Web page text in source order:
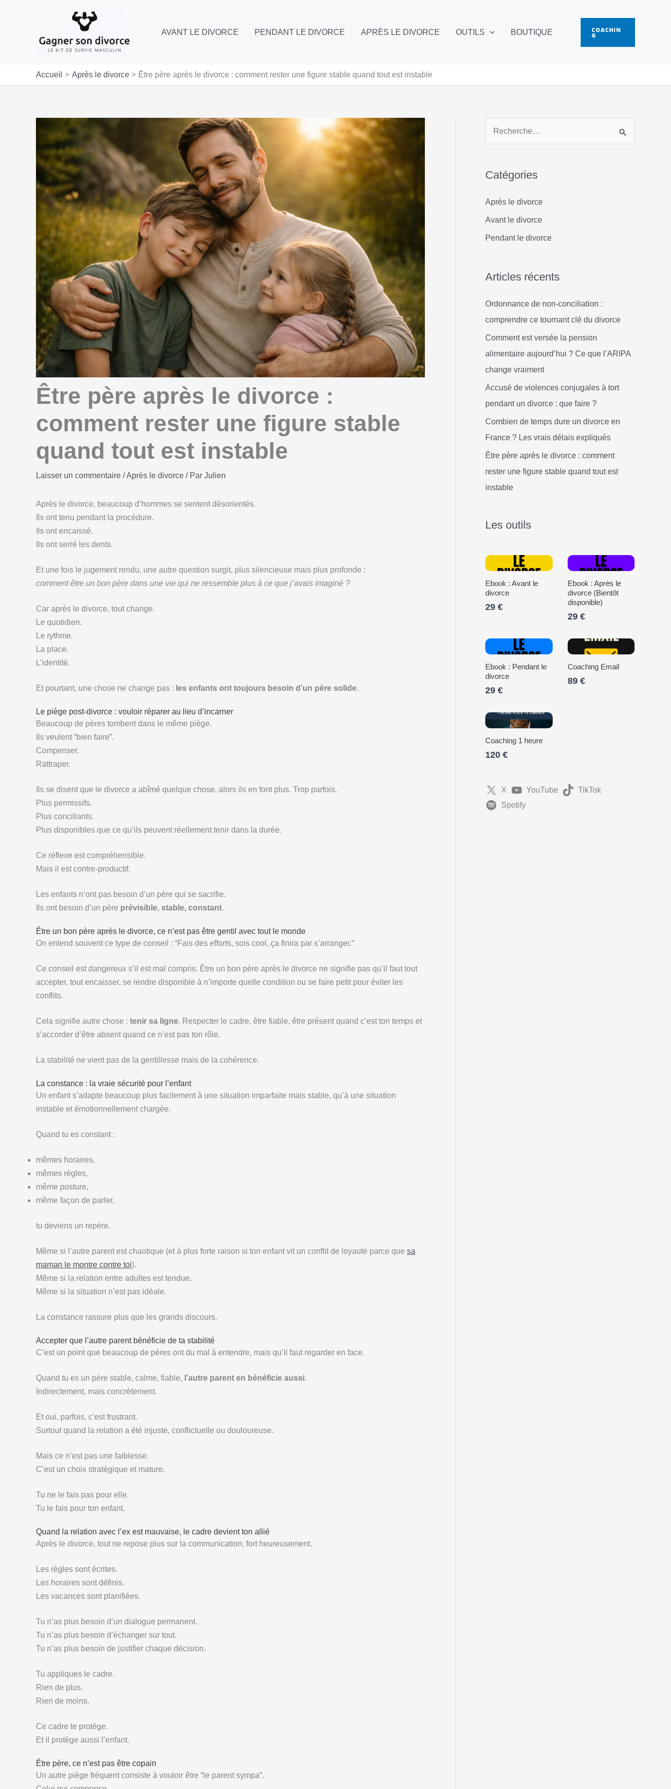
AVANT LE DIVORCE PENDANT LE DIVORCE APRÈS LE DIVORCE OUTILS BOUTIQUE COACHIN
G
Accueil Après le divorce Être père après le divorce : comment rester une figure stable quand tout est instable
Être père après le divorce :
comment rester une figure stable
quand tout est instable
Laisser un commentaire /Après le divorce / Par Julien
Après le divorce, beaucoup d’hommes se sentent désorientés.
Ils ont tenu pendant la procédure.
Ils ont encaissé.
Ils ont serré les dents.
Et une fois le jugement rendu, une autre question surgit, plus silencieuse mais plus profonde :
comment être un bon père dans une vie qui ne ressemble plus à ce que j’avais imaginé ?
Car après le divorce, tout change.
Le quotidien.
Le rythme.
La place.
L’identité.
Et pourtant, une chose ne change pas : les enfants ont toujours besoin d’un père solide.
Le piège post-divorce : vouloir réparer au lieu d’incarner
Beaucoup de pères tombent dans le même piège.
Ils veulent “bien faire”.
Compenser.
Rattraper.
Ils se disent que le divorce a abîmé quelque chose, alors ils en font plus. Trop parfois.
Plus permissifs.
Plus conciliants.
Plus disponibles que ce qu’ils peuvent réellement tenir dans la durée.
Ce réflexe est compréhensible.
Mais il est contre-productif.
Les enfants n’ont pas besoin d’un père qui se sacrifie.
Ils ont besoin d’un père prévisible, stable, constant.
Être un bon père après le divorce, ce n’est pas être gentil avec tout le monde
On entend souvent ce type de conseil : “Fais des efforts, sois cool, ça finira par s’arranger.”
Ce conseil est dangereux s’il est mal compris. Être un bon père après le divorce ne signifie pas qu’il faut tout
accepter, tout encaisser, se rendre disponible à n’importe quelle condition ou se faire petit pour éviter les
conflits.
Cela signifie autre chose : tenir sa ligne. Respecter le cadre, être fiable, être présent quand c’est ton temps et
s’accorder d’être absent quand ce n’est pas ton rôle.
La stabilité ne vient pas de la gentillesse mais de la cohérence.
La constance : la vraie sécurité pour l’enfant
Un enfant s’adapte beaucoup plus facilement à une situation imparfaite mais stable, qu’à une situation
instable et émotionnellement chargée.
Quand tu es constant :
mêmes horaires,
mêmes règles,
même posture,
même façon de parler,
tu deviens un repère.
Même si l’autre parent est chaotique (et à plus forte raison si ton enfant vit un conflit de loyauté parce que sa
maman le montre contre toi).
Même si la relation entre adultes est tendue.
Même si la situation n’est pas idéale.
La constance rassure plus que les grands discours.
Accepter que l’autre parent bénéficie de ta stabilité
C’est un point que beaucoup de pères ont du mal à entendre, mais qu’il faut regarder en face.
Quand tu es un père stable, calme, fiable, l’autre parent en bénéficie aussi.
Indirectement, mais concrètement.
Et oui, parfois, c’est frustrant.
Surtout quand la relation a été injuste, conflictuelle ou douloureuse.
Mais ce n’est pas une faiblesse.
C’est un choix stratégique et mature.
Tu ne le fais pas pour elle.
Tu le fais pour ton enfant.
Quand la relation avec l’ex est mauvaise, le cadre devient ton allié
Après le divorce, tout ne repose plus sur la communication, fort heureusement.
Les règles sont écrites.
Les horaires sont définis.
Les vacances sont planifiées.
Tu n’as plus besoin d’un dialogue permanent.
Tu n’as plus besoin d’échanger sur tout.
Tu n’as plus besoin de justifier chaque décision.
Tu appliques le cadre.
Rien de plus.
Rien de moins.
Ce cadre te protège.
Et il protège aussi l’enfant.
Être père, ce n’est pas être copain
Un autre piège fréquent consiste à vouloir être “le parent sympa”.
h
r
c
h
:
Catégories
Après le divorce
Avant le divorce
Pendant le divorce
Articles récents
Ordonnance de non-conciliation :
comprendre ce tournant clé du divorce
Comment est versée la pension
alimentaire aujourd’hui ? Ce que l’ARIPA
change vraiment
Accusé de violences conjugales à tort
pendant un divorce : que faire ?
Combien de temps dure un divorce en
France ? Les vrais délais expliqués
Être père après le divorce : comment
rester une figure stable quand tout est
instable
Les outils
Ebook : Avant le
divorce
29 €
Ebook : Après le
divorce (Bientôt
disponible)
29 €
Ebook : Pendant le
divorce
29 €
Coaching Email
89 €
Coaching 1 heure
120 €
X YouTube
TikTok
Spotify